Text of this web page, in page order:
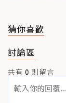
猜你喜歡
討論區
共有 0 則留言